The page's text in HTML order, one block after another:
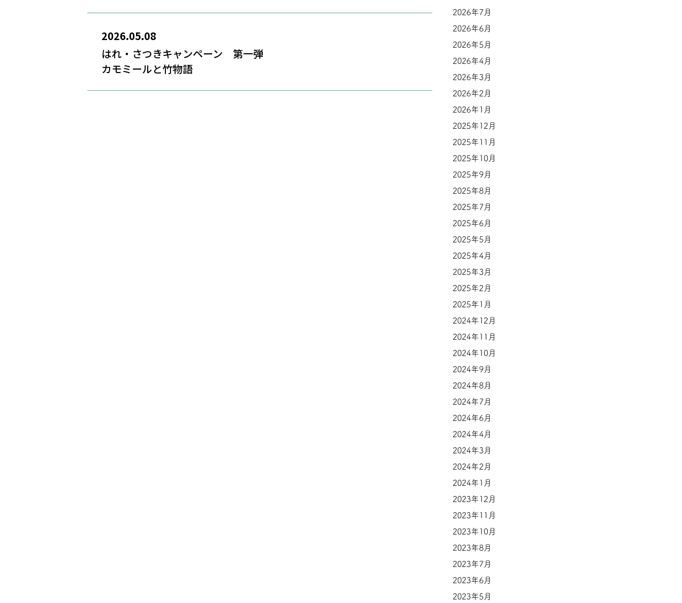
2026.05.08
はれ・さつきキャンペーン 第一弾
カモミールと竹物語
2026年7月
2026年6月
2026年5月
2026年4月
2026年3月
2026年2月
2026年1月
2025年12月
2025年11月
2025年10月
2025年9月
2025年8月
2025年7月
2025年6月
2025年5月
2025年4月
2025年3月
2025年2月
2025年1月
2024年12月
2024年11月
2024年10月
2024年9月
2024年8月
2024年7月
2024年6月
2024年4月
2024年3月
2024年2月
2024年1月
2023年12月
2023年11月
2023年10月
2023年8月
2023年7月
2023年6月
2023年5月